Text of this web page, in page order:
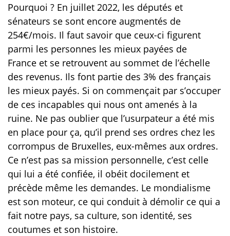
Pourquoi ? En juillet 2022, les députés et
sénateurs se sont encore augmentés de
254€/mois. Il faut savoir que ceux-ci figurent
parmi les personnes les mieux payées de
France et se retrouvent au sommet de l’échelle
des revenus. Ils font partie des 3% des français
les mieux payés. Si on commençait par s’occuper
de ces incapables qui nous ont amenés à la
ruine. Ne pas oublier que l’usurpateur a été mis
en place pour ça, qu’il prend ses ordres chez les
corrompus de Bruxelles, eux-mêmes aux ordres.
Ce n’est pas sa mission personnelle, c’est celle
qui lui a été confiée, il obéit docilement et
précède même les demandes. Le mondialisme
est son moteur, ce qui conduit à démolir ce qui a
fait notre pays, sa culture, son identité, ses
coutumes et son histoire.